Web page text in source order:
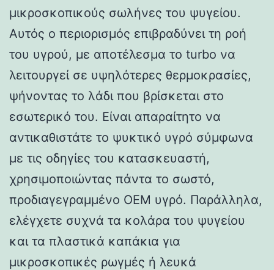
μικροσκοπικούς σωλήνες του ψυγείου.
Αυτός ο περιορισμός επιβραδύνει τη ροή
του υγρού, με αποτέλεσμα το turbo να
λειτουργεί σε υψηλότερες θερμοκρασίες,
ψήνοντας το λάδι που βρίσκεται στο
εσωτερικό του. Είναι απαραίτητο να
αντικαθιστάτε το ψυκτικό υγρό σύμφωνα
με τις οδηγίες του κατασκευαστή,
χρησιμοποιώντας πάντα το σωστό,
προδιαγεγραμμένο OEM υγρό. Παράλληλα,
ελέγχετε συχνά τα κολάρα του ψυγείου
και τα πλαστικά καπάκια για
μικροσκοπικές ρωγμές ή λευκά